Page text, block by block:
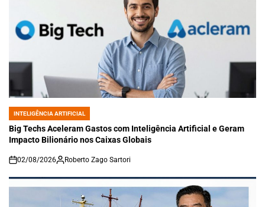
POSTED
IN
INTELIGÊNCIA ARTIFICIAL
Big Techs Aceleram Gastos com Inteligência Artificial e Geram
Impacto Bilionário nos Caixas Globais
on
02/08/2026 Roberto Zago Sartori